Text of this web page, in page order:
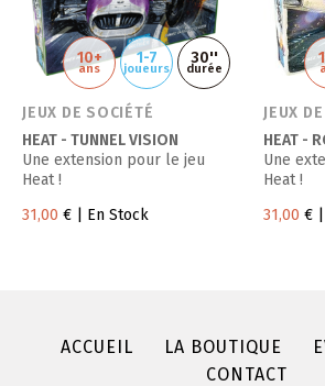
10+
ans
1-7
joueurs
30''
durée
JEUX DE SOCIÉTÉ
HEAT - TUNNEL VISION
Une extension pour le jeu
Heat !
31,00 € | En Stock
JEUX
HEAT -
Une
Heat !
31,00 €
ACCUEIL LA BOUTIQUE
CONTACT